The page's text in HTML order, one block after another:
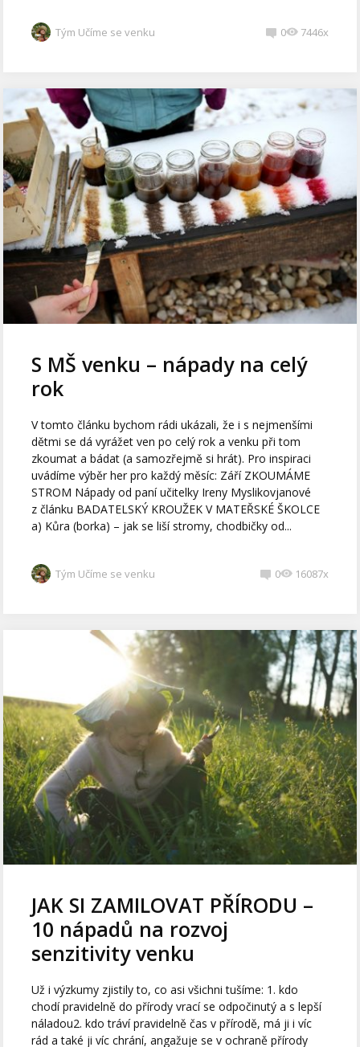
Tým Učíme se venku 0 7446x
S MŠ venku – nápady na celý
rok
V tomto článku bychom rádi ukázali, že i s nejmenšími
dětmi se dá vyrážet ven po celý rok a venku při tom
zkoumat a bádat (a samozřejmě si hrát). Pro inspiraci
uvádíme výběr her pro každý měsíc: Září ZKOUMÁME
STROM Nápady od paní učitelky Ireny Myslikovjanové
z článku BADATELSKÝ KROUŽEK V MATEŘSKÉ ŠKOLCE
a) Kůra (borka) – jak se liší stromy, chodbičky od...
Tým Učíme se venku 0 16087x
JAK SI ZAMILOVAT PŘÍRODU –
10 nápadů na rozvoj
senzitivity venku
Už i výzkumy zjistily to, co asi všichni tušíme: 1. kdo
chodí pravidelně do přírody vrací se odpočinutý a s lepší
náladou2. kdo tráví pravidelně čas v přírodě, má ji i víc
rád a také ji víc chrání, angažuje se v ochraně přírody